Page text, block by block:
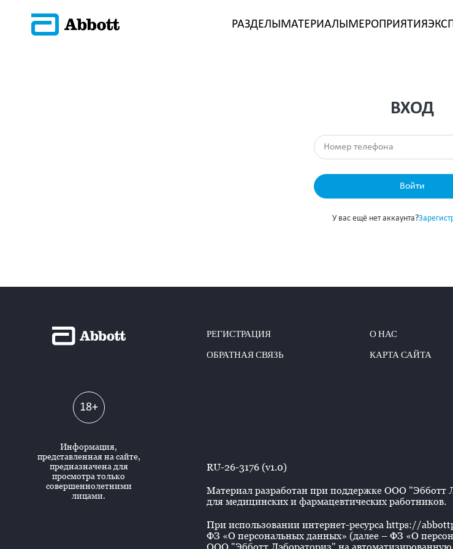
РАЗДЕЛЫ МАТЕРИАЛЫ МЕРОПРИЯТИЯ
ВХОД
Войти
У вас ещё нет аккаунта?
18+
Информация,
представленная на сайте,
предназначена для
просмотра только
совершеннолетними
лицами.
РЕГИСТРАЦИЯ
ОБРАТНАЯ СВЯЗЬ
О НАС
КАРТА САЙТА
RU-26-3176 (v1.0)
Материал разработан при поддержке ООО "Эбботт
для медицинских и фармацевтических работников.
При использовании интернет-ресурса https://
ФЗ «О персональных данных» (далее – ФЗ «О
ООО "Эбботт Лэбораториз" на автоматизированную